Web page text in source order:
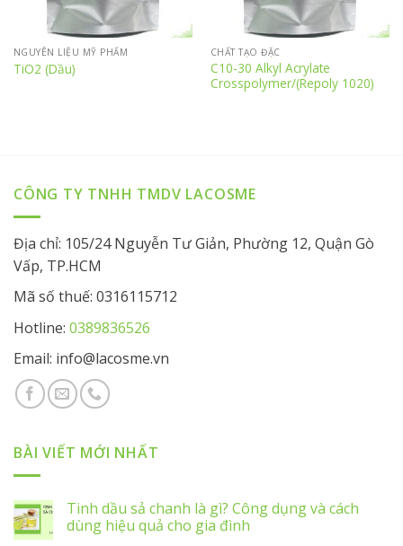
NGUYÊN LIỆU MỸ PHẨM
TiO2 (Dầu)
CHẤT TẠO ĐẶC
C10-30 Alkyl Acrylate
Crosspolymer/(Repoly 1020)
CÔNG TY TNHH TMDV LACOSME
Địa chỉ: 105/24 Nguyễn Tư Giản, Phường 12, Quận Gò
Vấp, TP.HCM
Mã số thuế: 0316115712
Hotline: 0389836526
Email: info@lacosme.vn
BÀI VIẾT MỚI NHẤT
Tinh dầu sả chanh là gì? Công dụng và cách
dùng hiệu quả cho gia đình